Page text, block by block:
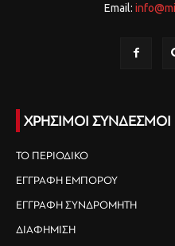
Email:
ΧΡΗΣΙΜΟΙ ΣΥΝΔΕΣΜΟΙ
ΤΟ ΠΕΡΙΟΔΙΚΟ
ΕΓΓΡΑΦΗ ΕΜΠΟΡΟΥ
ΕΓΓΡΑΦΗ ΣΥΝΔΡΟΜΗΤΗ
ΔΙΑΦΗΜΙΣΗ